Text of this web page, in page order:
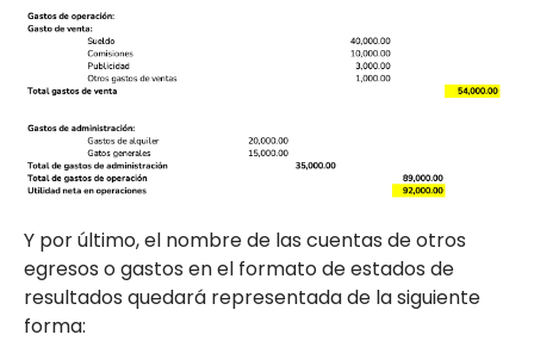
Y por último, el nombre de las cuentas de otros
egresos o gastos en el formato de estados de
resultados quedará representada de la siguiente
forma: